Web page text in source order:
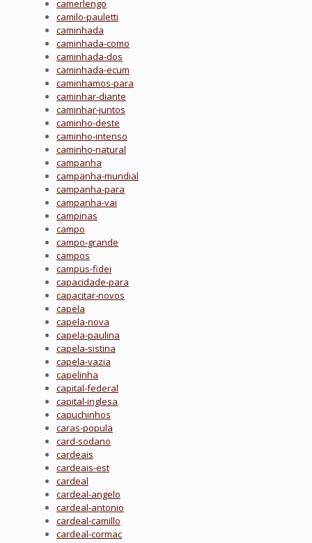
camerlengo
camilo-pauletti
caminhada
caminhada-como
caminhada-dos
caminhada-ecum
caminhamos-para
caminhar-diante
caminhar-juntos
caminho-deste
caminho-intenso
caminho-natural
campanha
campanha-mundial
campanha-para
campanha-vai
campinas
campo
campo-grande
campos
campus-fidei
capacidade-para
capacitar-novos
capela
capela-nova
capela-paulina
capela-sistina
capela-vazia
capelinha
capital-federal
capital-inglesa
capuchinhos
caras-popula
card-sodano
cardeais
cardeais-est
cardeal
cardeal-angelo
cardeal-antonio
cardeal-camillo
cardeal-cormac